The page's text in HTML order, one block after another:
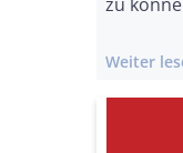
Weiter